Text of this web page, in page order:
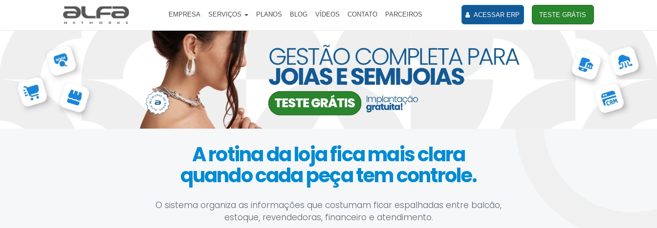
EMPRESA SERVIÇOS PLANOS BLOG VÍDEOS CONTATO PARCEIROS ACESSAR ERP TESTE GRÁTIS
A rotina da loja fica mais clara
quando cada peça tem controle.
O sistema organiza as informações que costumam ficar espalhadas entre balcão,
estoque, revendedoras, financeiro e atendimento.